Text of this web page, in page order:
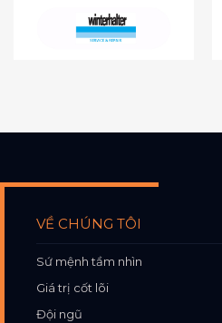
VỀ CHÚNG TÔI
Sứ mệnh tầm nhìn
Giá trị cốt lõi
Đội ngũ